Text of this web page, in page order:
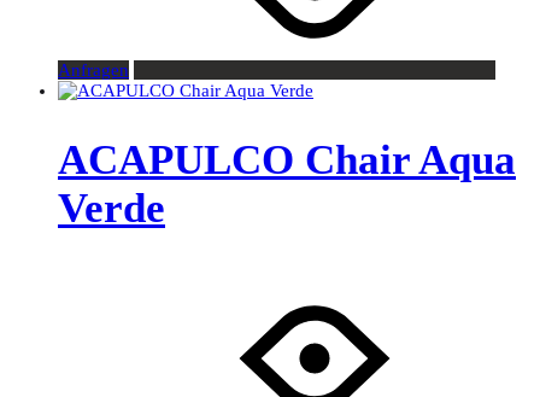
Anfragen
ACAPULCO Chair Aqua
Verde